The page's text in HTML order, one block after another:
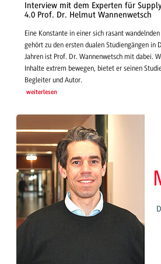
Interview mit dem Experten für
4.0 Prof. Dr. Helmut Wannenwetsch
Eine Konstante in einer sich rasant
gehört zu den ersten dualen Studiengängen in
Jahren ist Prof. Dr. Wannenwetsch mit dabei.
Inhalte extrem bewegen, bietet er seinen
Begleiter und Autor.
weiterlesen